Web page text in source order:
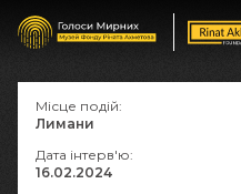
Місце подій:
Лимани
Дата інтерв'ю:
16.02.2024